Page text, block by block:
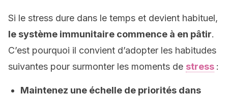
Si le stress dure dans le temps et devient habituel,
le système immunitaire commence à en pâtir.
C’est pourquoi il convient d’adopter les habitudes
suivantes pour surmonter les moments de stress :
Maintenez une échelle de priorités dans